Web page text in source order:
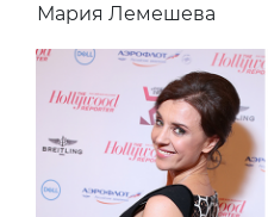
Мария Лемешева